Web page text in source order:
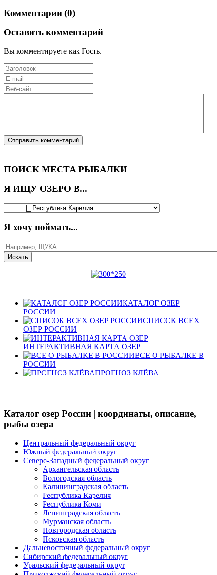
Комментарии (0)
Оставить комментарий
Вы комментируете как Гость.
ПОИСК МЕСТА РЫБАЛКИ
Я ИЩУ ОЗЕРО В...
Я хочу поймать...
КАТАЛОГ ОЗЕР
РОССИИ
СПИСОК ВСЕХ
ОЗЕР РОССИИ
ИНТЕРАКТИВНАЯ КАРТА ОЗЕР
ВСЕ О РЫБАЛКЕ В
РОССИИ
ПРОГНОЗ КЛЁВА
Каталог озер России | координаты, описание,
рыбы озера
Центральный федеральный округ
Южный федеральный округ
Северо-Западный федеральный округ
Архангельская область
Вологодская область
Калининградская область
Республика Карелия
Республика Коми
Ленинградская область
Мурманская область
Новгородская область
Псковская область
Дальневосточный федеральный округ
Сибирский федеральный округ
Уральский федеральный округ